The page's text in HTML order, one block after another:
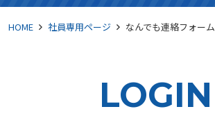
HOME 社員専用ページ なんでも連絡フォーム
LOGIN